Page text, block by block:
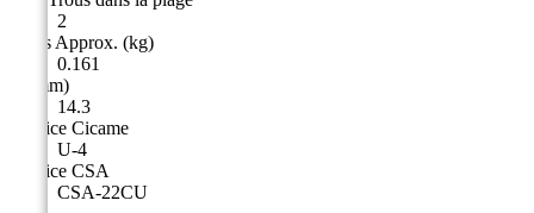
2
Poids Approx. (kg)
0.161
G (mm)
14.3
Matrice Cicame
U-4
Matrice CSA
CSA-22CU